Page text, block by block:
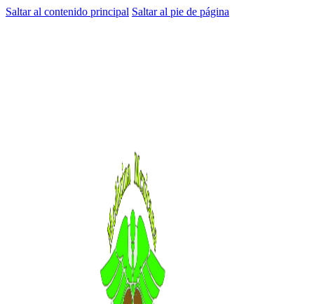
Saltar al contenido principal Saltar al pie de página